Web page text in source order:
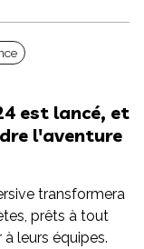
est lancé, et
l'aventure
transformera
prêts à tout
leurs équipes.